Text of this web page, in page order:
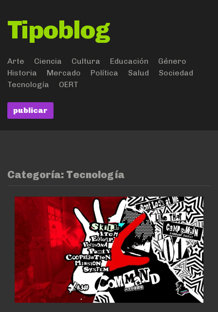
Tipoblog
Arte Ciencia Cultura Educación
Género
Historia
Mercado Política Salud
Sociedad
Tecnología
OERT
publicar
Categoría: Tecnología